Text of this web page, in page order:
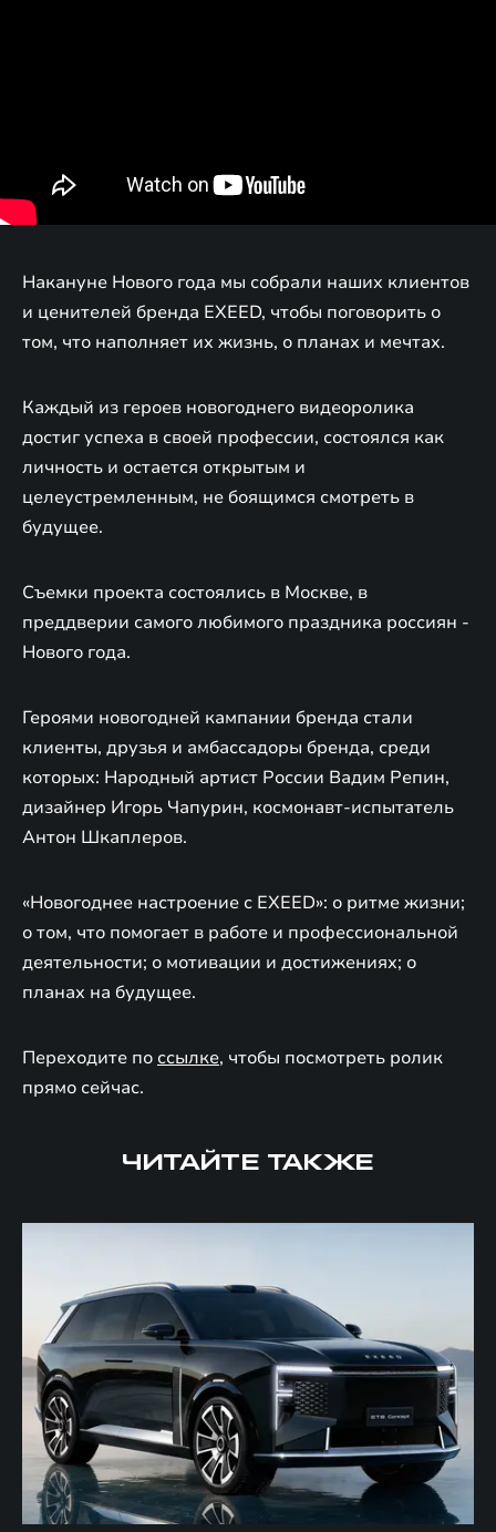
Накануне Нового года мы собрали наших клиентов
и ценителей бренда EXEED, чтобы поговорить о
том, что наполняет их жизнь, о планах и мечтах.
Каждый из героев новогоднего видеоролика
достиг успеха в своей профессии, состоялся как
личность и остается открытым и
целеустремленным, не боящимся смотреть в
будущее.
Съемки проекта состоялись в Москве, в
преддверии самого любимого праздника россиян -
Нового года.
Героями новогодней кампании бренда стали
клиенты, друзья и амбассадоры бренда, среди
которых: Народный артист России Вадим Репин,
дизайнер Игорь Чапурин, космонавт-испытатель
Антон Шкаплеров.
«Новогоднее настроение с EXEED»: о ритме жизни;
о том, что помогает в работе и профессиональной
деятельности; о мотивации и достижениях; о
планах на будущее.
Переходите по ссылке, чтобы посмотреть ролик
прямо сейчас.
ЧИТАЙТЕ ТАКЖЕ